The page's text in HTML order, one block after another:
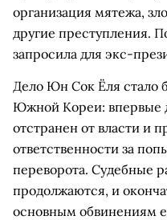
организация мятежа,
другие преступления.
запросила для экс-
Дело Юн Сок Ёля стало
Южной Кореи: впервые
отстранен от власти и
ответственности за
переворота. Судебные
продолжаются, и
основным обвинениям